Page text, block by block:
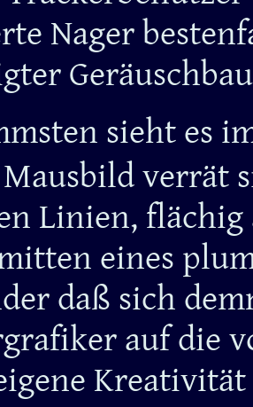
Nager
sieht es
verrät
Linien,
eines
daß sich
auf die